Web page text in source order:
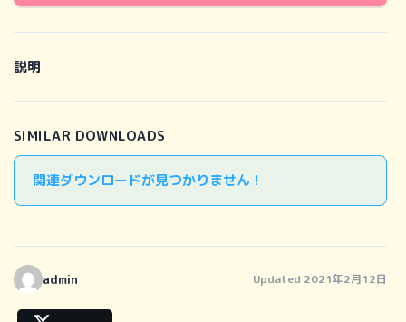
説明
SIMILAR DOWNLOADS
関連ダウンロードが見つかりません !
admin Updated 2021年2月12日